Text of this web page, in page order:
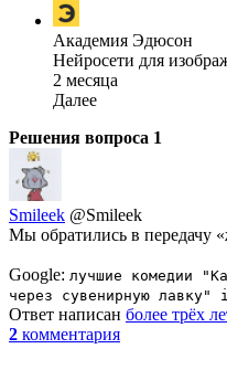
Академия Эдюсон
Нейросети для
2 месяца
Далее
Решения вопроса 1
Smileek @Smileek
Мы обратились в передачу
Google: лучшие комедии
через сувенирную
Ответ написан более трёх
2 комментария